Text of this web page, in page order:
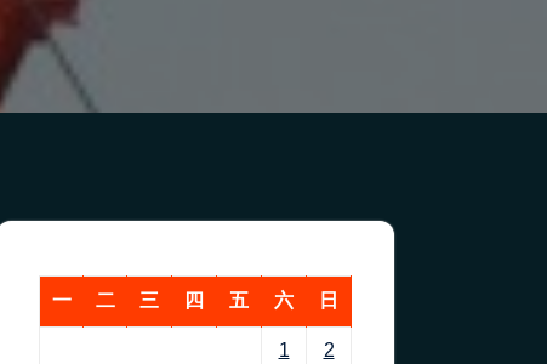
一 二 三 四 五 六 日
1 2